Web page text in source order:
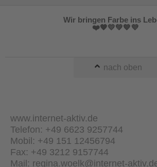
Wir bringen Farbe ins
❤️🧡💛💚💙💜
nach oben
www.internet-aktiv.de
Telefon: +49 6623 9257744
Mobil: +49 151 12456794
Fax: +49 3212 9157744
Mail: regina.woelk@internet-